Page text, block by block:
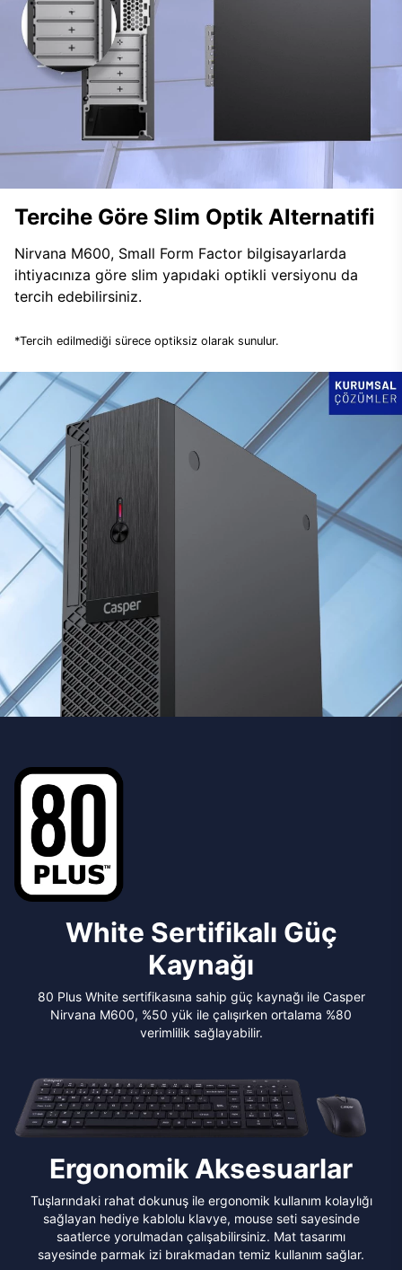
Tercihe Göre Slim Optik Alternatifi
Nirvana M600, Small Form Factor bilgisayarlarda
ihtiyacınıza göre slim yapıdaki optikli versiyonu da
tercih edebilirsiniz.
*Tercih edilmediği sürece optiksiz olarak sunulur.
White Sertifikalı Güç
Kaynağı
80 Plus White sertifikasına sahip güç kaynağı ile Casper
Nirvana M600, %50 yük ile çalışırken ortalama %80
verimlilik sağlayabilir.
Ergonomik Aksesuarlar
Tuşlarındaki rahat dokunuş ile ergonomik kullanım kolaylığı
sağlayan hediye kablolu klavye, mouse seti sayesinde
saatlerce yorulmadan çalışabilirsiniz. Mat tasarımı
sayesinde parmak izi bırakmadan temiz kullanım sağlar.